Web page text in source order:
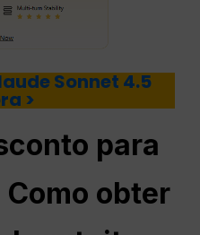
Sonnet 4.5
>
para
obter